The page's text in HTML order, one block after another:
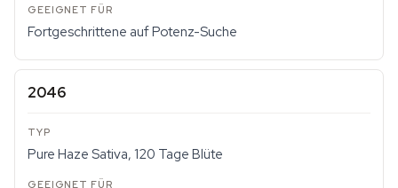
Fortgeschrittene auf Potenz-Suche
2046
Pure Haze Sativa, 120 Tage Blüte